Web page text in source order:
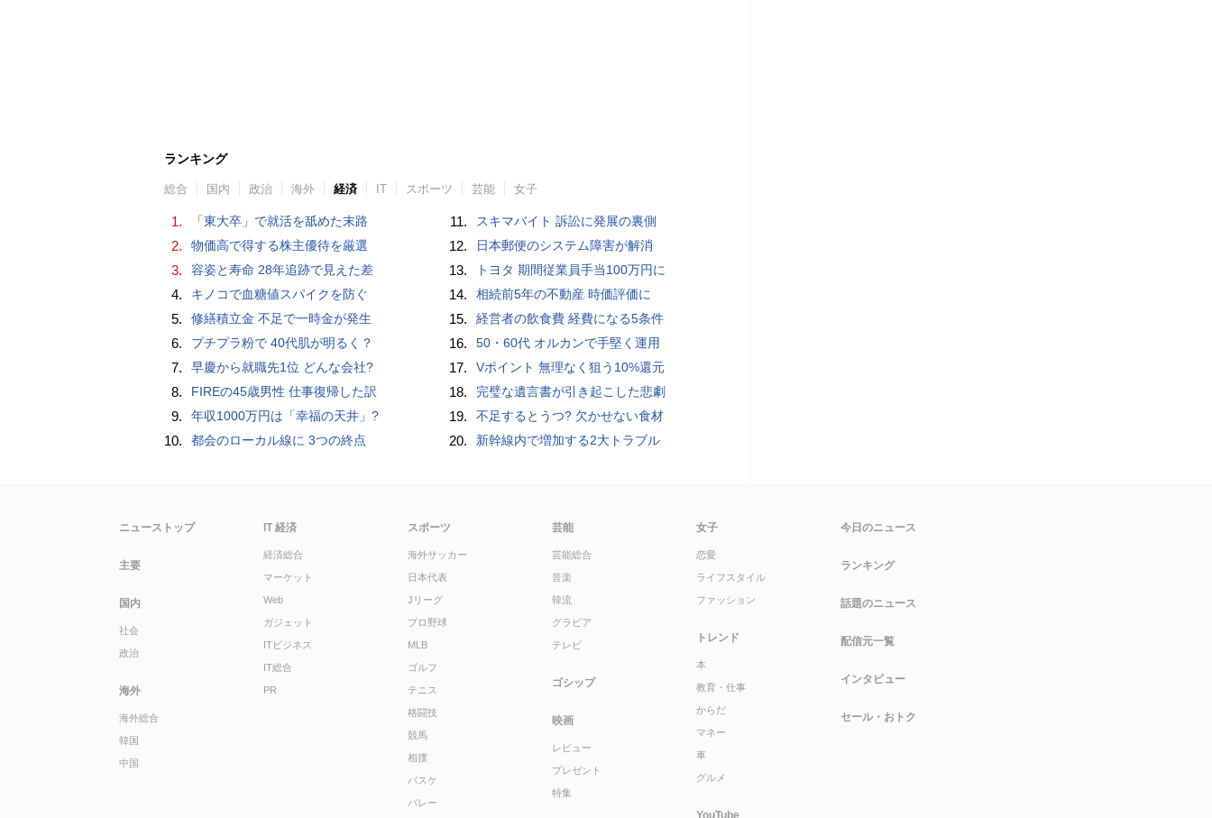
ランキング
総合 国内 政治 海外 経済 IT スポーツ 芸能 女子
1. 「東大卒」で就活を舐めた末路
2. 物価高で得する株主優待を厳選
3. 容姿と寿命 28年追跡で見えた差
4. キノコで血糖値スパイクを防ぐ
5. 修繕積立金 不足で一時金が発生
6. プチプラ粉で 40代肌が明るく？
7. 早慶から就職先1位 どんな会社?
8. FIREの45歳男性 仕事復帰した訳
9. 年収1000万円は「幸福の天井」?
10. 都会のローカル線に 3つの終点
11. スキマバイト 訴訟に発展の裏側
12. 日本郵便のシステム障害が解消
13. トヨタ 期間従業員手当100万円に
14. 相続前5年の不動産 時価評価に
15. 経営者の飲食費 経費になる5条件
16. 50・60代 オルカンで手堅く運用
17. Vポイント 無理なく狙う10%還元
18. 完璧な遺言書が引き起こした悲劇
19. 不足するとうつ? 欠かせない食材
20. 新幹線内で増加する2大トラブル
ニューストップ
主要
国内
社会
政治
海外
海外総合
韓国
中国
IT 経済
経済総合
マーケット
Web
ガジェット
ITビジネス
IT総合
PR
スポーツ
海外サッカー
日本代表
Jリーグ
プロ野球
MLB
ゴルフ
テニス
格闘技
競馬
相撲
バスケ
バレー
芸能
芸能総合
音楽
韓流
グラビア
テレビ
ゴシップ
映画
レビュー
プレゼント
特集
女子
恋愛
ライフスタイル
ファッション
トレンド
本
教育・仕事
からだ
マネー
車
グルメ
YouTube
今日のニュース
ランキング
話題のニュース
配信元一覧
インタビュー
セール・おトク